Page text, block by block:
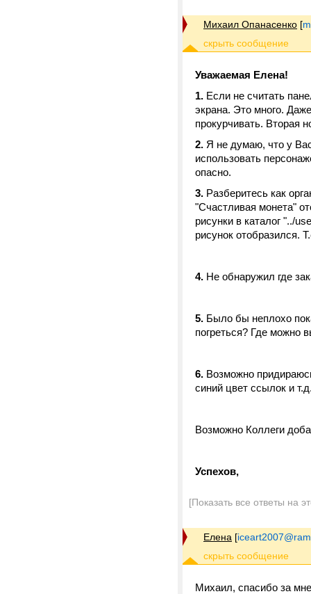
Михаил Опанасенко [
Уважаемая Елена!
1. Если не считать
экрана. Это много.
прокурчивать. Вторая
2. Я не думаю, что у
использовать
опасно.
3. Разберитесь как
"Счастливая монета"
рисунки в каталог "../
рисунок отобразился.
4. Не обнаружил где
5. Было бы неплохо
погреться? Где можно
6. Возможно
синий цвет ссылок и
Возможно Коллеги
Успехов,
[Показать все ответы на
Елена [
Михаил, спасибо за